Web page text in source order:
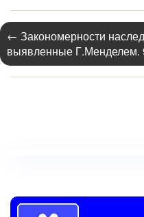
← Закономерности
выявленные Г.Менделем.